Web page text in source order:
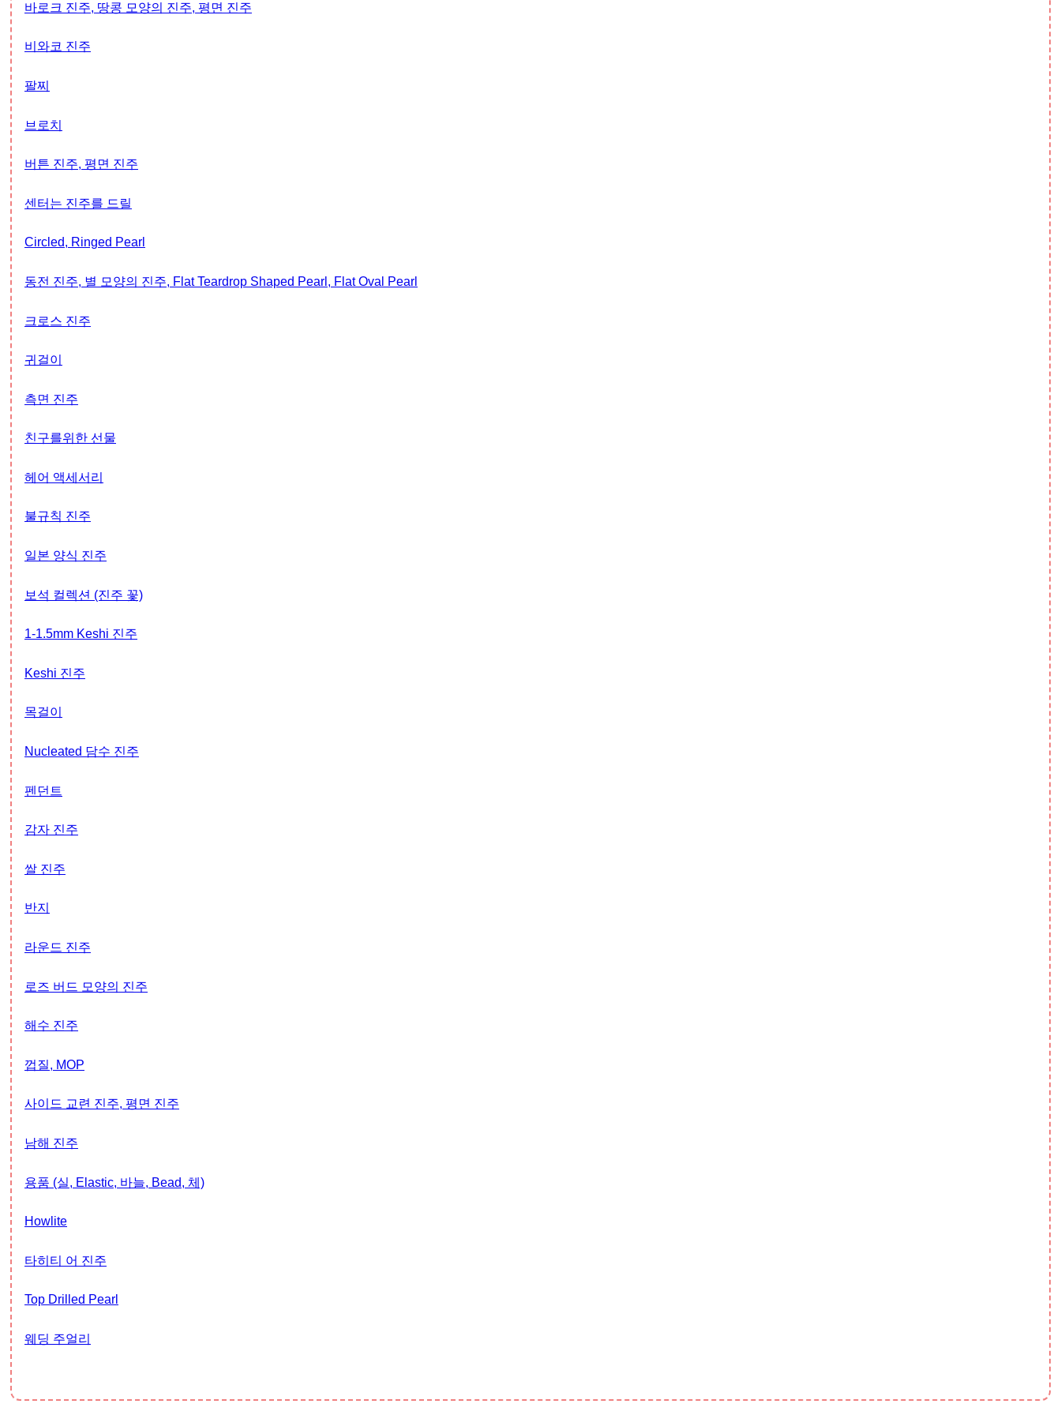
바로크 진주, 땅콩 모양의 진주, 평면 진주
비와코 진주
팔찌
브로치
버튼 진주, 평면 진주
센터는 진주를 드릴
Circled, Ringed Pearl
동전 진주, 별 모양의 진주, Flat Teardrop Shaped Pearl, Flat Oval Pearl
크로스 진주
귀걸이
측면 진주
친구를위한 선물
헤어 액세서리
불규칙 진주
일본 양식 진주
보석 컬렉션 (진주 꽃)
1-1.5mm Keshi 진주
Keshi 진주
목걸이
Nucleated 담수 진주
펜던트
감자 진주
쌀 진주
반지
라운드 진주
로즈 버드 모양의 진주
해수 진주
껍질, MOP
사이드 교련 진주, 평면 진주
남해 진주
용품 (실, Elastic, 바늘, Bead, 체)
Howlite
타히티 어 진주
Top Drilled Pearl
웨딩 주얼리